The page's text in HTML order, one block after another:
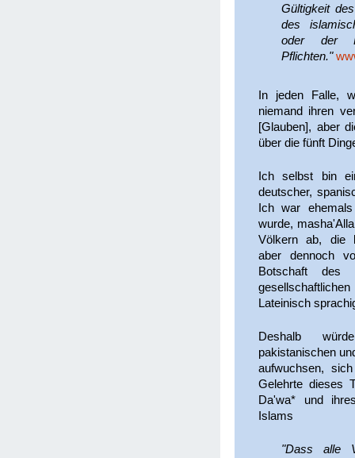
Gültigkeit
des
oder der
Pflichten."
In jeden Falle,
niemand ihren
[Glauben], aber
über die fünft
Ich selbst bin
deutscher,
Ich war
wurde,
Völkern ab, die
aber dennoch
Botschaft
Lateinisch
Deshalb
pakistanischen
aufwuchsen,
Gelehrte dieses
Da'wa* und
Islams
"Dass alle